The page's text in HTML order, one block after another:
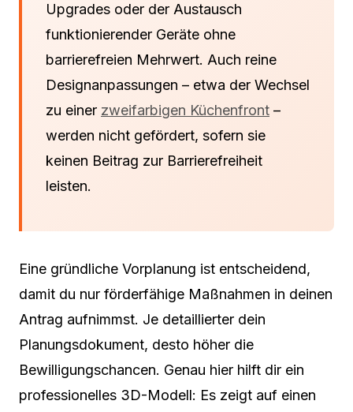
Upgrades oder der Austausch
funktionierender Geräte ohne
barrierefreien Mehrwert. Auch reine
Designanpassungen – etwa der Wechsel
zu einer zweifarbigen Küchenfront –
werden nicht gefördert, sofern sie
keinen Beitrag zur Barrierefreiheit
leisten.
Eine gründliche Vorplanung ist entscheidend,
damit du nur förderfähige Maßnahmen in deinen
Antrag aufnimmst. Je detaillierter dein
Planungsdokument, desto höher die
Bewilligungschancen. Genau hier hilft dir ein
professionelles 3D-Modell: Es zeigt auf einen